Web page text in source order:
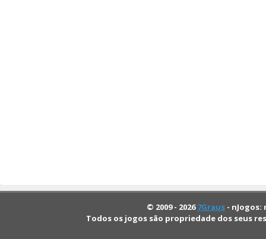
© 2009 - 20267Graus -
Todos os jogos são propriedade dos seus